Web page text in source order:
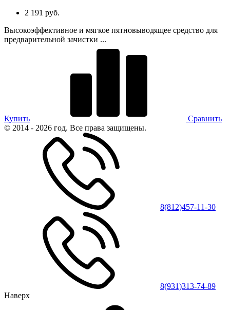
2 191 руб.
Высокоэффективное и мягкое пятновыводящее средство для
предварительной зачистки ...
Купить
Сравнить
© 2014 - 2026 год. Все права защищены.
8(812)457-11-30
8(931)313-74-89
Наверх